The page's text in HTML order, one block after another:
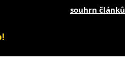
souhrn článků